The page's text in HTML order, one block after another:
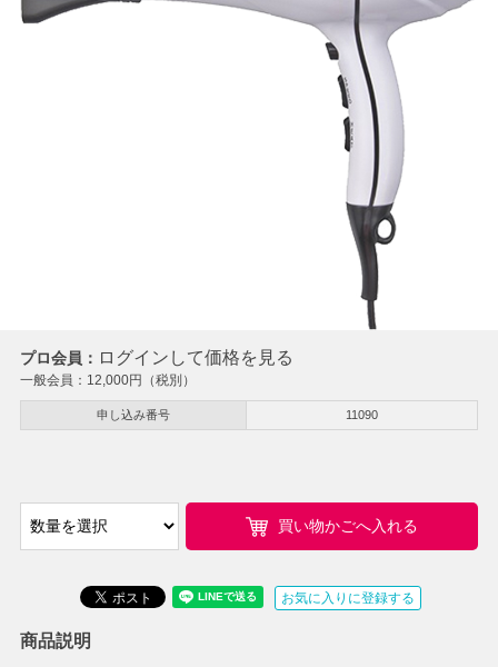
プロ会員： ログインして価格を見る
一般会員： 12,000円（税別）
申し込み番号 11090
買い物かごへ入れる
お気に入りに登録する
商品説明